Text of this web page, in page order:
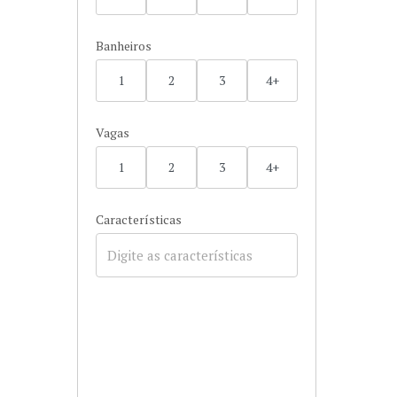
Banheiros
1 2 3 4+
Vagas
1 2 3 4+
Características